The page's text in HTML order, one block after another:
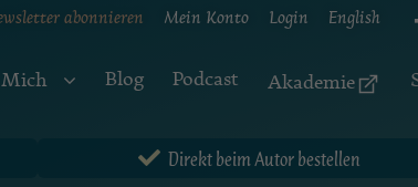
abonnieren Mein Konto Login English
Blog Podcast Akademie
Direkt beim Autor bestellen